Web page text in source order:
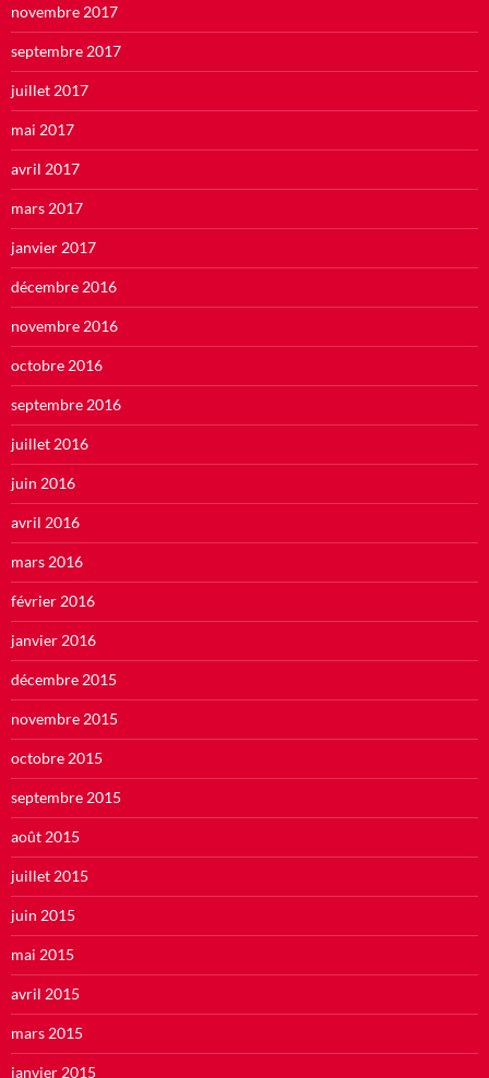
novembre 2017
septembre 2017
juillet 2017
mai 2017
avril 2017
mars 2017
janvier 2017
décembre 2016
novembre 2016
octobre 2016
septembre 2016
juillet 2016
juin 2016
avril 2016
mars 2016
février 2016
janvier 2016
décembre 2015
novembre 2015
octobre 2015
septembre 2015
août 2015
juillet 2015
juin 2015
mai 2015
avril 2015
mars 2015
janvier 2015